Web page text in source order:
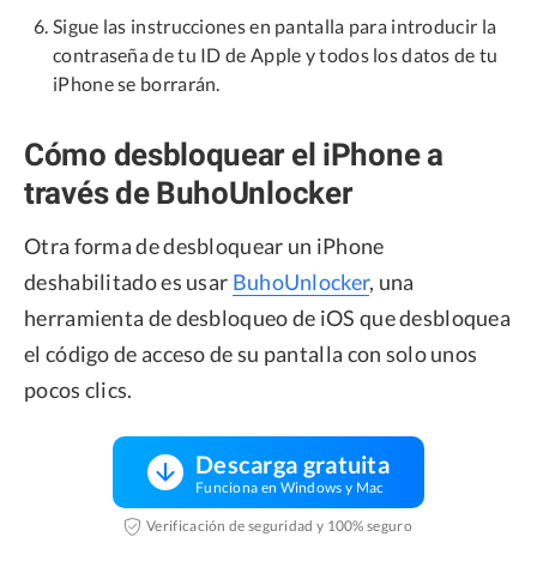
Sigue las instrucciones en pantalla para introducir la
contraseña de tu ID de Apple y todos los datos de tu
iPhone se borrarán.
Cómo desbloquear el iPhone a
través de BuhoUnlocker
Otra forma de desbloquear un iPhone
deshabilitado es usar BuhoUnlocker, una
herramienta de desbloqueo de iOS que desbloquea
el código de acceso de su pantalla con solo unos
pocos clics.
Descarga gratuita
Funciona en Windows y Mac
Verificación de seguridad y 100% seguro